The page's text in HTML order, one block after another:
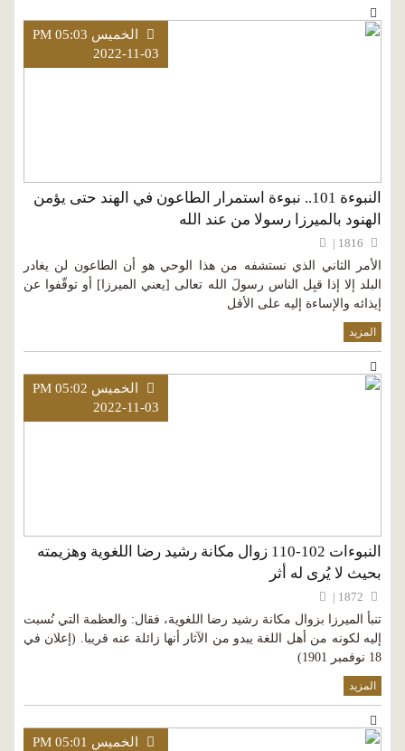
الخميس PM 05:03
2022-11-03
النبوءة 101.. نبوءة استمرار الطاعون في الهند حتى يؤمن
الهنود بالميرزا رسولا من عند الله
الأمر الثاني الذي نستشفه من هذا الوحي هو أن الطاعون لن يغادر
البلد إلا إذا قبِل الناس رسولَ الله تعالى [يعني الميرزا] أو توقّفوا عن
إيذائه والإساءة إليه على الأقل
المزيد
الخميس PM 05:02
2022-11-03
النبوءات 102-110 زوال مكانة رشيد رضا اللغوية وهزيمته
بحيث لا يُرى له أثر
تنبأ الميرزا بزوال مكانة رشيد رضا اللغوية، فقال: والعظمة التي نُسبت
إليه لكونه من أهل اللغة يبدو من الآثار أنها زائلة عنه قريبا. (إعلان في
18 نوفمبر 1901)
المزيد
الخميس PM 05:01